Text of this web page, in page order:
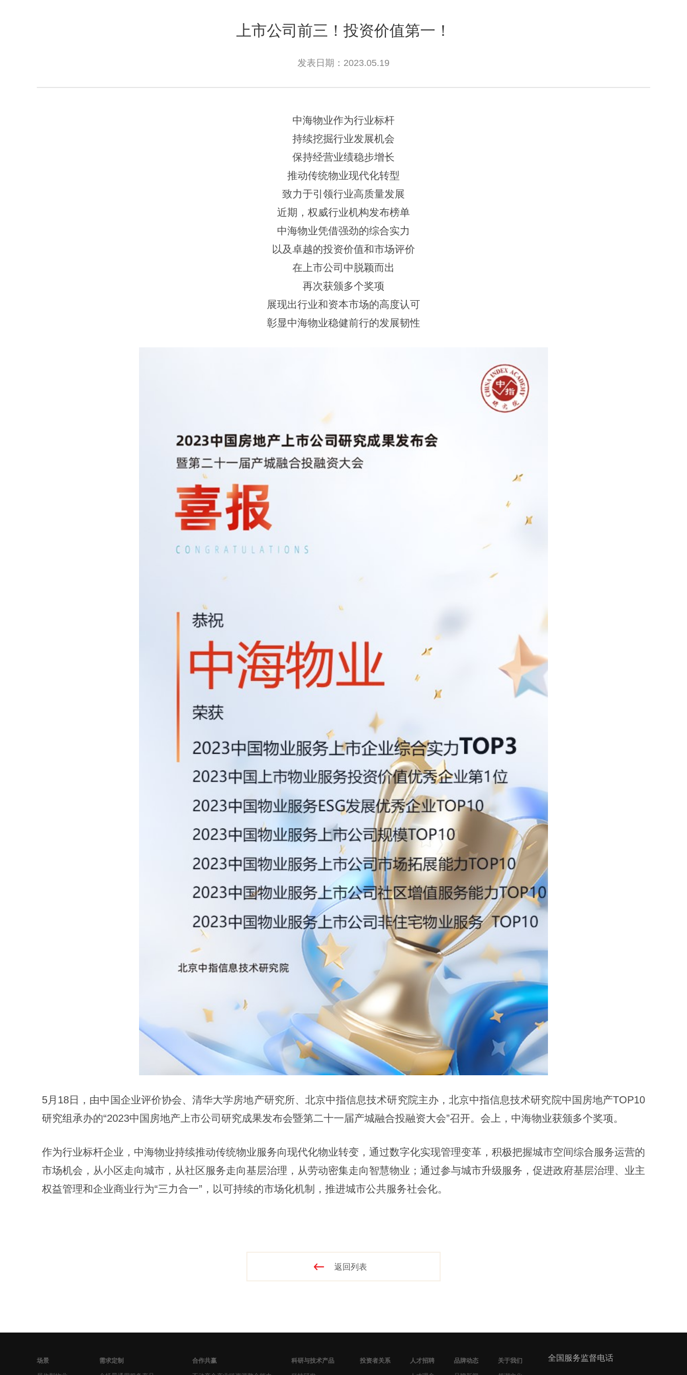
上市公司前三！投资价值第一！
发表日期：2023.05.19
中海物业作为行业标杆
持续挖掘行业发展机会
保持经营业绩稳步增长
推动传统物业现代化转型
致力于引领行业高质量发展
近期，权威行业机构发布榜单
中海物业凭借强劲的综合实力
以及卓越的投资价值和市场评价
在上市公司中脱颖而出
再次获颁多个奖项
展现出行业和资本市场的高度认可
彰显中海物业稳健前行的发展韧性
5月18日，由中国企业评价协会、清华大学房地产研究所、北京中指信息技术研究院主办，北京中指信息技术研究院中国房地产TOP10
研究组承办的“2023中国房地产上市公司研究成果发布会暨第二十一届产城融合投融资大会”召开。会上，中海物业获颁多个奖项。
作为行业标杆企业，中海物业持续推动传统物业服务向现代化物业转变，通过数字化实现管理变革，积极把握城市空间综合服务运营的
市场机会，从小区走向城市，从社区服务走向基层治理，从劳动密集走向智慧物业；通过参与城市升级服务，促进政府基层治理、业主
权益管理和企业商业行为“三力合一”，以可持续的市场化机制，推进城市公共服务社会化。
返回列表
场景 需求定制 合作共赢 科研与技术产品 投资者关系 人才招聘 品牌动态 关于我们 全国服务监督电话